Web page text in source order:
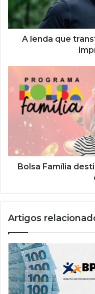
continua
impressionando
A lenda que
Família
destinou
estrangeiros
em
2024Bolsa Família
Artigos